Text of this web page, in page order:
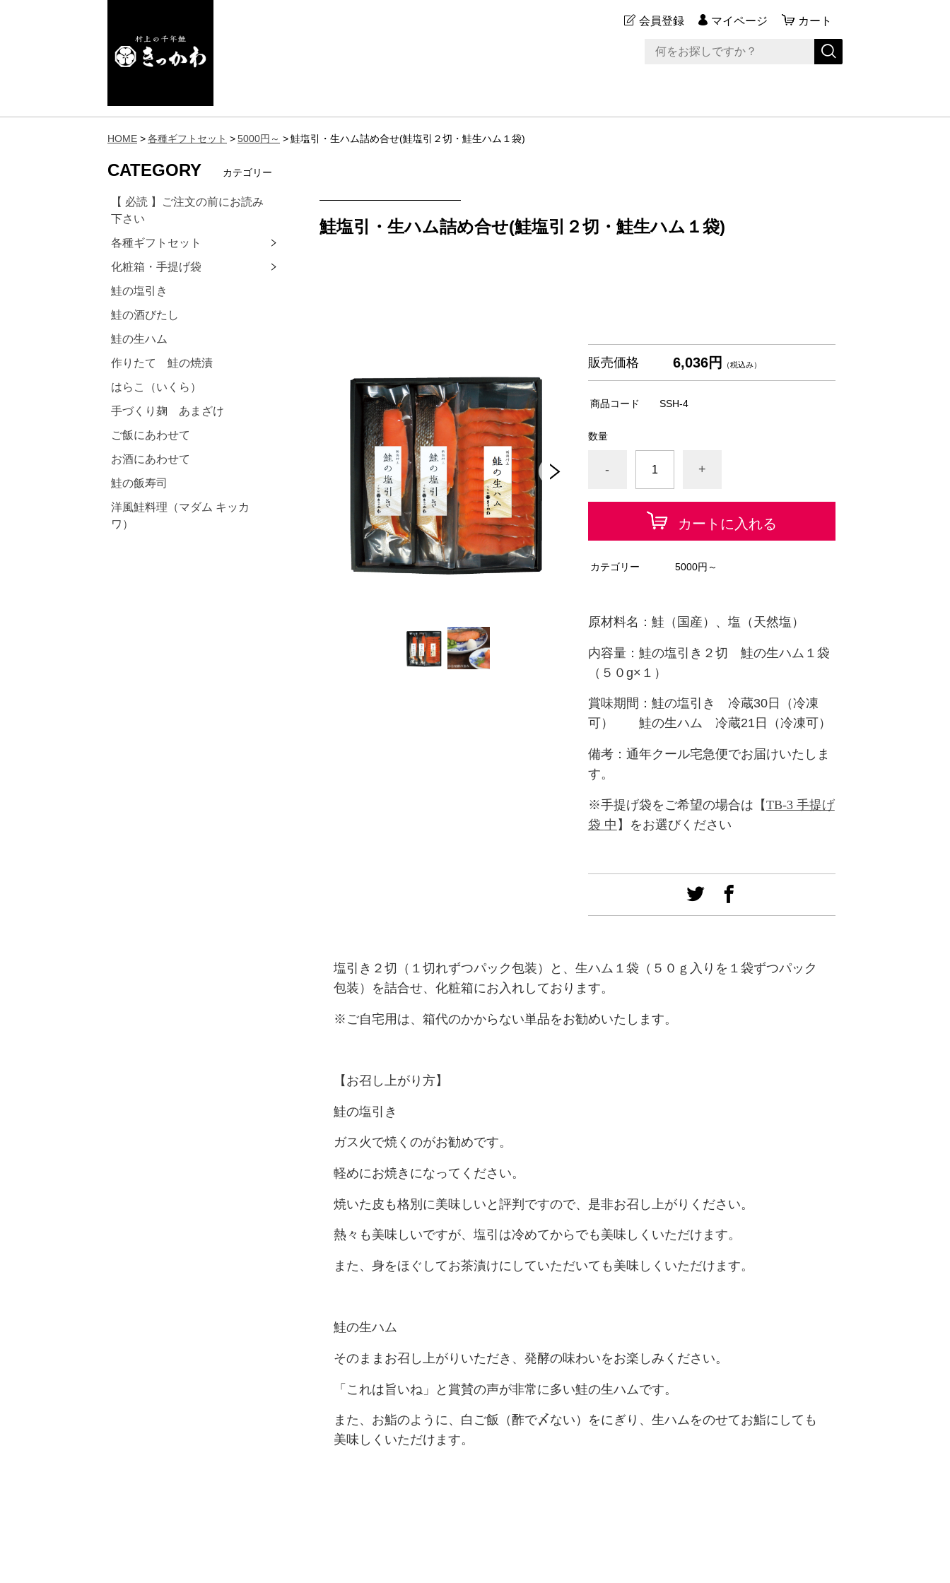
会員登録 マイページ カート
HOME 各種ギフトセット 5000円～ 鮭塩引・生ハム詰め合せ(鮭塩引２切・鮭生ハム１袋)
鮭塩引・生ハム詰め合せ(鮭塩引２切・鮭生ハム１袋)
販売価格 6,036円 （税込み）
商品コード SSH-4
数量
- +
カートに入れる
カテゴリー 5000円～
原材料名：鮭（国産）、塩（天然塩）
内容量：鮭の塩引き２切 鮭の生ハム１袋
（５０g×１）
賞味期間：鮭の塩引き 冷蔵30日（冷凍
可）
鮭の生ハム 冷蔵21日（冷凍可）
備考：通年クール宅急便でお届けいたしま
す。
※手提げ袋をご希望の場合は【TB-3 手提げ
袋 中 】をお選びください
塩引き２切（１切れずつパック包装）と、生ハム１袋（５０ｇ入りを１袋ずつパック
包装）を詰合せ、化粧箱にお入れしております。
※ご自宅用は、箱代のかからない単品をお勧めいたします。
【お召し上がり方】
鮭の塩引き
ガス火で焼くのがお勧めです。
軽めにお焼きになってください。
焼いた皮も格別に美味しいと評判ですので、是非お召し上がりください。
熱々も美味しいですが、塩引は冷めてからでも美味しくいただけます。
また、身をほぐしてお茶漬けにしていただいても美味しくいただけます。
鮭の生ハム
そのままお召し上がりいただき、発酵の味わいをお楽しみください。
「これは旨いね」と賞賛の声が非常に多い鮭の生ハムです。
また、お鮨のように、白ご飯（酢で〆ない）をにぎり、生ハムをのせてお鮨にしても
美味しくいただけます。
CATEGORY カテゴリー
【 必読 】ご注文の前にお読み
下さい
各種ギフトセット
化粧箱・手提げ袋
鮭の塩引き
鮭の酒びたし
鮭の生ハム
作りたて 鮭の焼漬
はらこ（いくら）
手づくり麹 あまざけ
ご飯にあわせて
お酒にあわせて
鮭の飯寿司
洋風鮭料理（マダム キッカ
ワ）